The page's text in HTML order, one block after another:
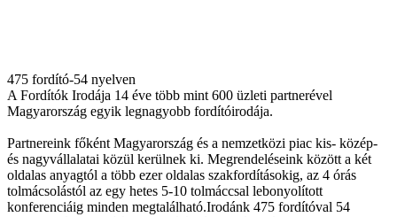
475 fordító-54 nyelven
A Fordítók Irodája 14 éve több mint 600 üzleti partnerével
Magyarország egyik legnagyobb fordítóirodája.
Partnereink főként Magyarország és a nemzetközi piac kis- közép-
és nagyvállalatai közül kerülnek ki. Megrendeléseink között a két
oldalas anyagtól a több ezer oldalas szakfordításokig, az 4 órás
tolmácsolástól az egy hetes 5-10 tolmáccsal lebonyolított
konferenciáig minden megtalálható.Irodánk 475 fordítóval 54